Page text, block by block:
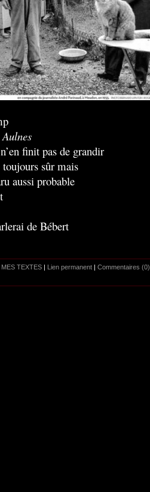
finit pas de grandir
toujours sûr mais
aussi probable
de Bébert
TEXTES Lien permanent Commentaires (0)